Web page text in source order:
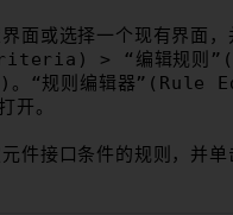
面或选择一个现有界面，
> “编辑规则
。“规则编辑器”(Rule
开。
件接口条件的规则，并单